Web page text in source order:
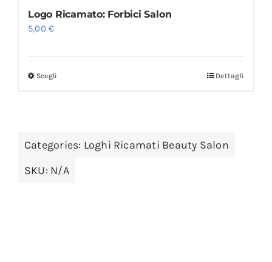
Logo Ricamato: Forbici Salon
5,00€
Scegli Dettagli
Categories: Loghi Ricamati Beauty Salon
SKU: N/A